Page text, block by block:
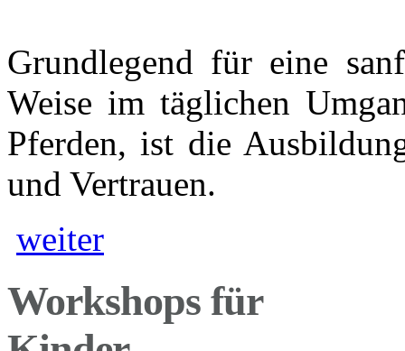
DENK' NACH - SHIRTS! ©
Think about it - SHIRTS!
Grundlegend für eine
Weise im täglichen
Pferden, ist die
und Vertrauen.
weiter
Workshops für